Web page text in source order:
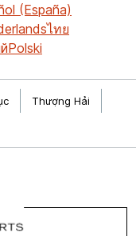
(España)
ไทย
Polski
Thượng Hải